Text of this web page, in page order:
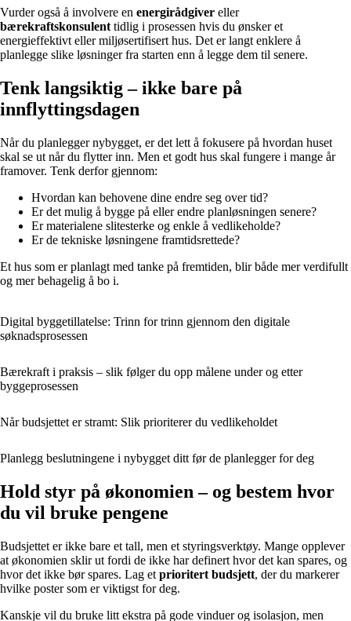
Vurder også å involvere en energirådgiver eller
bærekraftskonsulent tidlig i prosessen hvis du ønsker et
energieffektivt eller miljøsertifisert hus. Det er langt enklere å
planlegge slike løsninger fra starten enn å legge dem til senere.
Tenk langsiktig – ikke bare på
innflyttingsdagen
Når du planlegger nybygget, er det lett å fokusere på hvordan huset
skal se ut når du flytter inn. Men et godt hus skal fungere i mange år
framover. Tenk derfor gjennom:
Hvordan kan behovene dine endre seg over tid?
Er det mulig å bygge på eller endre planløsningen senere?
Er materialene slitesterke og enkle å vedlikeholde?
Er de tekniske løsningene framtidsrettede?
Et hus som er planlagt med tanke på fremtiden, blir både mer verdifullt
og mer behagelig å bo i.
Digital byggetillatelse: Trinn for trinn gjennom den digitale
søknadsprosessen
Bærekraft i praksis – slik følger du opp målene under og etter
byggeprosessen
Når budsjettet er stramt: Slik prioriterer du vedlikeholdet
Planlegg beslutningene i nybygget ditt før de planlegger for deg
Hold styr på økonomien – og bestem hvor
du vil bruke pengene
Budsjettet er ikke bare et tall, men et styringsverktøy. Mange opplever
at økonomien sklir ut fordi de ikke har definert hvor det kan spares, og
hvor det ikke bør spares. Lag et prioritert budsjett, der du markerer
hvilke poster som er viktigst for deg.
Kanskje vil du bruke litt ekstra på gode vinduer og isolasjon, men